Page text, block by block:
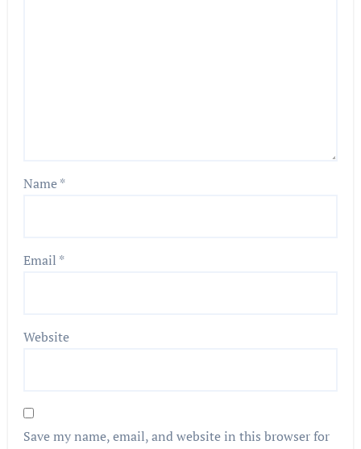
Name*
Email *
Website
Save my name, email, and website in this browser for